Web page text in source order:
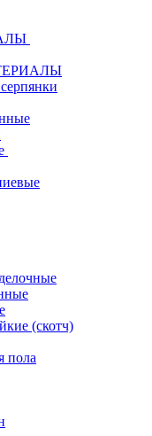
(скотч)
пола